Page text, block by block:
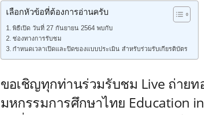
เลือกหัวข้อที่ต้องการอ่านครับ
พิธีเปิด วันที่ 27 กันยายน 2564 พบกับ
ช่องทางการรับชม
กำหนดเวลาเปิดและปิดของแบบประเมิน สำหรับร่วมรับเกียรติบัตร
ขอเชิญทุกท่านร่วมรับชม Live ถ่าย
มหกรรมการศึกษาไทย Education